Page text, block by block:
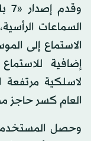
السماعات
الاستماع إلى
إضافية
لاسلكية
العام كسر حاجز
وحصل